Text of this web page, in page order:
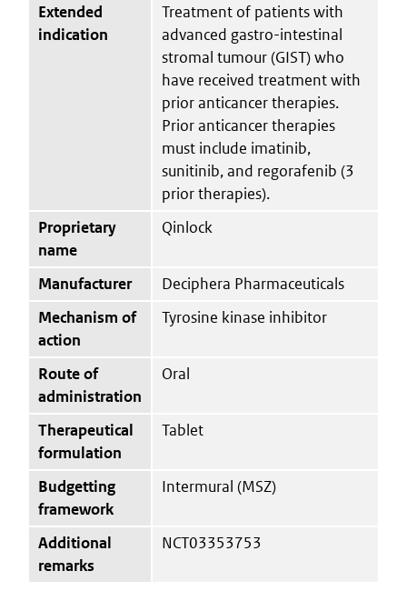
Extended
indication
Treatment of patients with
advanced gastro-intestinal
stromal tumour (GIST) who
have received treatment with
prior anticancer therapies.
Prior anticancer therapies
must include imatinib,
sunitinib, and regorafenib (3
prior therapies).
Proprietary
name
Qinlock
Manufacturer
Deciphera Pharmaceuticals
Mechanism of
action
Tyrosine kinase inhibitor
Route of
administration
Oral
Therapeutical
formulation
Tablet
Budgetting
framework
Intermural (MSZ)
Additional
remarks
NCT03353753